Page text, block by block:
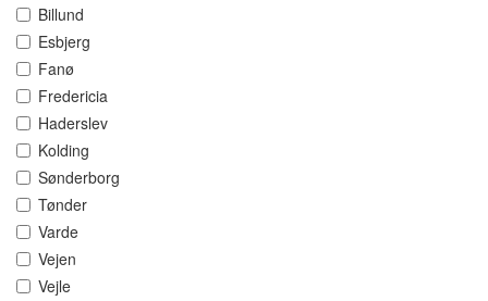
Billund
Esbjerg
Fanø
Fredericia
Haderslev
Kolding
Sønderborg
Tønder
Varde
Vejen
Vejle